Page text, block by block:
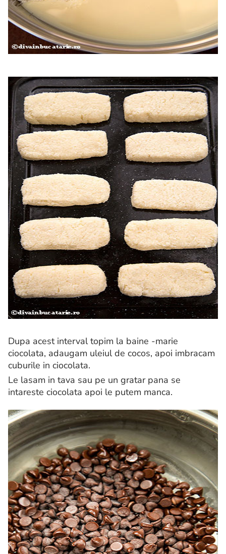
Dupa acest interval topim la baine -marie
ciocolata, adaugam uleiul de cocos, apoi imbracam
cuburile in ciocolata.
Le lasam in tava sau pe un gratar pana se
intareste ciocolata apoi le putem manca.